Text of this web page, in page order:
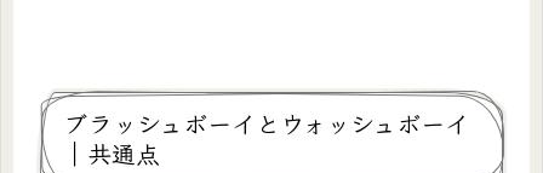
ブラッシュボーイとウォッシュボーイ
｜共通点